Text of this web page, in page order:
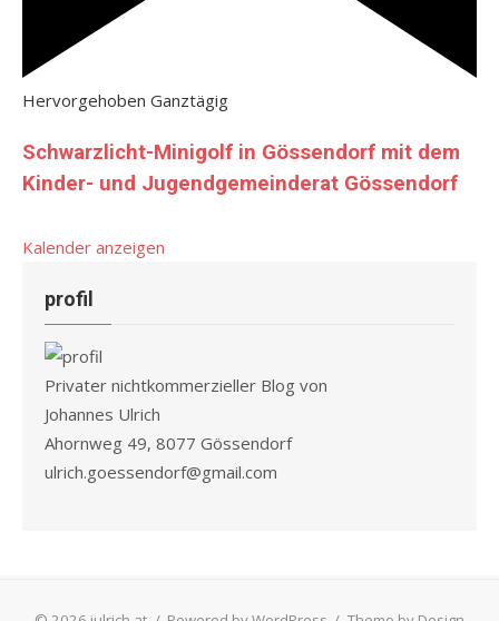
Hervorgehoben Ganztägig
Schwarzlicht-Minigolf in Gössendorf mit dem
Kinder- und Jugendgemeinderat Gössendorf
Kalender anzeigen
profil
Privater nichtkommerzieller Blog von
Johannes Ulrich
Ahornweg 49, 8077 Gössendorf
ulrich.goessendorf@gmail.com